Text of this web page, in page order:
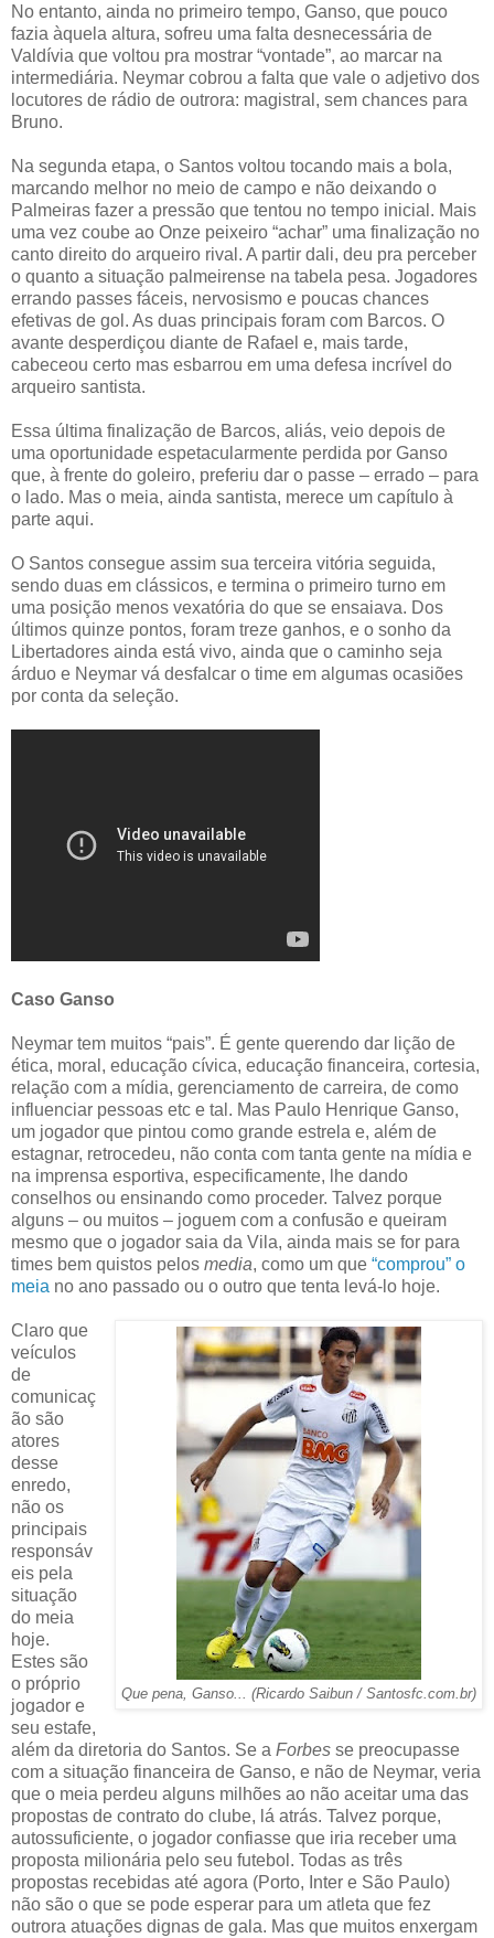
No entanto, ainda no primeiro tempo, Ganso, que pouco
fazia àquela altura, sofreu uma falta desnecessária de
Valdívia que voltou pra mostrar “vontade”, ao marcar na
intermediária. Neymar cobrou a falta que vale o adjetivo dos
locutores de rádio de outrora: magistral, sem chances para
Bruno.
Na segunda etapa, o Santos voltou tocando mais a bola,
marcando melhor no meio de campo e não deixando o
Palmeiras fazer a pressão que tentou no tempo inicial. Mais
uma vez coube ao Onze peixeiro “achar” uma finalização no
canto direito do arqueiro rival. A partir dali, deu pra perceber
o quanto a situação palmeirense na tabela pesa. Jogadores
errando passes fáceis, nervosismo e poucas chances
efetivas de gol. As duas principais foram com Barcos. O
avante desperdiçou diante de Rafael e, mais tarde,
cabeceou certo mas esbarrou em uma defesa incrível do
arqueiro santista.
Essa última finalização de Barcos, aliás, veio depois de
uma oportunidade espetacularmente perdida por Ganso
que, à frente do goleiro, preferiu dar o passe – errado – para
o lado. Mas o meia, ainda santista, merece um capítulo à
parte aqui.
O Santos consegue assim sua terceira vitória seguida,
sendo duas em clássicos, e termina o primeiro turno em
uma posição menos vexatória do que se ensaiava. Dos
últimos quinze pontos, foram treze ganhos, e o sonho da
Libertadores ainda está vivo, ainda que o caminho seja
árduo e Neymar vá desfalcar o time em algumas ocasiões
por conta da seleção.
Caso Ganso
Neymar tem muitos “pais”. É gente querendo dar lição de
ética, moral, educação cívica, educação financeira, cortesia,
relação com a mídia, gerenciamento de carreira, de como
influenciar pessoas etc e tal. Mas Paulo Henrique Ganso,
um jogador que pintou como grande estrela e, além de
estagnar, retrocedeu, não conta com tanta gente na mídia e
na imprensa esportiva, especificamente, lhe dando
conselhos ou ensinando como proceder. Talvez porque
alguns – ou muitos – joguem com a confusão e queiram
mesmo que o jogador saia da Vila, ainda mais se for para
times bem quistos pelos media, como um que “comprou” o
meia no ano passado ou o outro que tenta levá-lo hoje.
Que pena, Ganso... (Ricardo Saibun / Santosfc.com.br)
Claro que
veículos
de
comunicaç
ão são
atores
desse
enredo,
não os
principais
responsáv
eis pela
situação
do meia
hoje.
Estes são
o próprio
jogador e
seu estafe,
além da diretoria do Santos. Se a Forbes se preocupasse
com a situação financeira de Ganso, e não de Neymar, veria
que o meia perdeu alguns milhões ao não aceitar uma das
propostas de contrato do clube, lá atrás. Talvez porque,
autossuficiente, o jogador confiasse que iria receber uma
proposta milionária pelo seu futebol. Todas as três
propostas recebidas até agora (Porto, Inter e São Paulo)
não são o que se pode esperar para um atleta que fez
outrora atuações dignas de gala. Mas que muitos enxergam